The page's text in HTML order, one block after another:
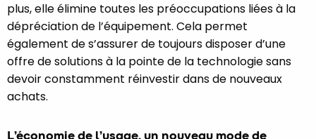
plus, elle élimine toutes les préoccupations liées à la
dépréciation de l’équipement. Cela permet
également de s’assurer de toujours disposer d’une
offre de solutions à la pointe de la technologie sans
devoir constamment réinvestir dans de nouveaux
achats.
L’économie de l’usage, un nouveau mode de